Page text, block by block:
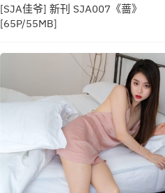
[SJA佳爷] 新刊 SJA007《蔷》
[65P/55MB]